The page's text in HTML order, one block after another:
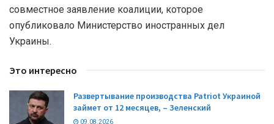
совместное заявление коалиции, которое
опубликовало Министерство иностранных дел
Украины.
Это интересно
Развертывание производства Patriot Украиной
займет от 12 месяцев, – Зеленский
09.08.2026